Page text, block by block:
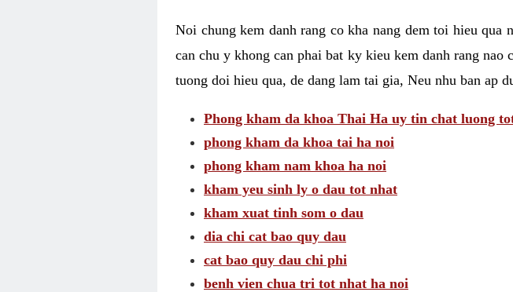
Noi chung kem danh rang co kha nang dem toi hieu
can chu y khong can phai bat ky kieu kem danh rang nao
tuong doi hieu qua, de dang lam tai gia, Neu nhu ban ap
Phong kham da khoa Thai Ha uy tin chat luong
phong kham da khoa tai ha noi
phong kham nam khoa ha noi
kham yeu sinh ly o dau tot nhat
kham xuat tinh som o dau
dia chi cat bao quy dau
cat bao quy dau chi phi
benh vien chua tri tot nhat ha noi